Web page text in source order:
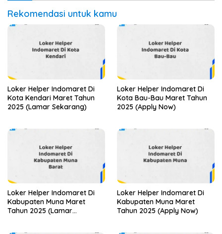
Rekomendasi untuk kamu
Loker Helper Indomaret Di
Kota Kendari Maret Tahun
2025 (Lamar Sekarang)
Loker Helper Indomaret Di
Kota Bau-Bau Maret Tahun
2025 (Apply Now)
Loker Helper Indomaret Di
Kabupaten Muna Maret
Tahun 2025 (Lamar
Loker Helper Indomaret Di
Kabupaten Muna Maret
Tahun 2025 (Apply Now)